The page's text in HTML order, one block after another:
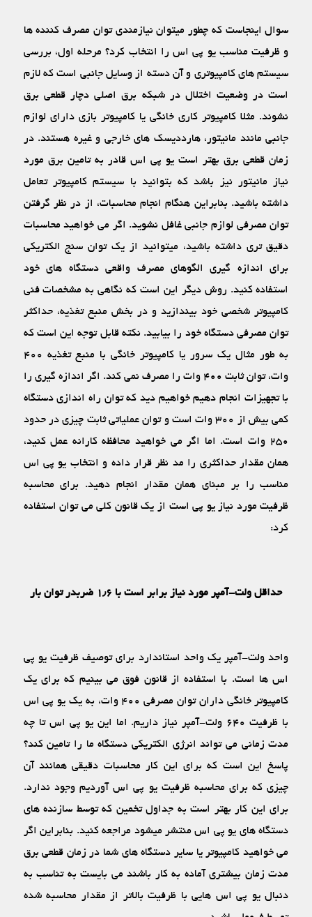
سوال اینجاست که چطور می‏توان نیازمندی توان مصرف کننده ‏ها
و ظرفیت مناسب یو پی اس را انتخاب کرد؟ مرحله اول، بررسی
سیستم ‏های کامپیوتری و آن دسته از وسایل جانبی‏ است که لازم
است در وضعیت اختلال در شبکه برق اصلی دچار قطعی برق
نشوند. مثلا کامپیوتر کاری خانگی یا کامپیوتر بازی دارای لوازم
جانبی مانند مانیتور، هارددیسک‏ های خارجی و غیره هستند. در
زمان قطعی برق بهتر است یو پی اس قادر به تامین برق مورد
نیاز مانیتور نیز باشد که بتوانید با سیستم کامپیوتر تعامل
داشته باشید. بنابراین هنگام انجام محاسبات، از در نظر گرفتن
توان مصرفی لوازم جانبی غافل نشوید. اگر می‏ خواهید محاسبات
دقیق‏ تری داشته باشید، می‏توانید از یک توان‏ سنج الکتریکی
برای اندازه ‏گیری الگوهای مصرف واقعی دستگاه ‏های خود
استفاده کنید. روش دیگر این است که نگاهی به مشخصات فنی
کامپیوتر شخصی خود بیندازید و در بخش منبع تغذیه، حداکثر
توان مصرفی دستگاه خود را بیابید. نکته قابل توجه این است که
به طور مثال یک سرور یا کامپیوتر خانگی با منبع تغذیه ۴۰۰
وات، توان ثابت ۴۰۰ وات را مصرف نمی‏ کند. اگر اندازه ‏گیری را
با تجهیزات انجام دهیم خواهیم دید که توان راه ‏اندازی دستگاه
کمی بیش از ۳۰۰ وات است و توان عملیاتی ثابت چیزی در حدود
۲۵۰ وات است. اما اگر می‏ خواهید محافظه‏ کارانه عمل کنید،
همان مقدار حداکثری را مد نظر قرار داده و انتخاب یو پی اس
مناسب را بر مبنای همان مقدار انجام دهید. برای محاسبه
ظرفیت مورد نیاز یو پی است از یک قانون کلی می‏ توان استفاده
کرد:
حداقل ولت-آمپر مورد نیاز برابر است با ۱٫۶ ضربدر توان بار
واحد ولت-آمپر یک واحد استاندارد برای توصیف ظرفیت یو پی
اس ‏ها است. با استفاده از قانون فوق می‏ بینیم که برای یک
کامپیوتر خانگی داران توان مصرفی ۴۰۰ وات، به یک یو پی اس
با ظرفیت ۶۴۰ ولت-آمپر نیاز داریم. اما این یو پی اس تا چه
مدت زمانی می‏ تواند انرژی الکتریکی دستگاه ما را تامین کند؟
پاسخ این است که برای این کار محاسبات دقیقی همانند آن
چیزی که برای محاسبه ظرفیت یو پی اس آوردیم وجود ندارد.
برای این کار بهتر است به جداول تخمین که توسط سازنده ‏های
دستگاه ‏های یو پی اس منتشر می‏شود مراجعه کنید. بنابراین اگر
می‏ خواهید کامپیوتر یا سایر دستگاه‏ های شما در زمان قطعی برق
مدت زمان بیشتری آماده به کار باشند می‏ بایست به تناسب به
دنبال یو پی اس‏ هایی با ظرفیت بالاتر از مقدار محاسبه شده